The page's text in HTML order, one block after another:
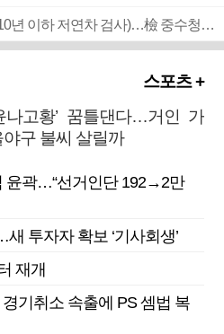
■ 검사 신분 버리고 직급하향(10년 이하 저연차 검사)…檢 중수청행 기피
스포츠 +
나고황’ 꿈틀댄다…거인 가
야구 불씨 살릴까
윤곽…“선거인단 192→2만
투자자 확보 ‘기사회생’
재개
기취소 속출에 PS 셈법 복